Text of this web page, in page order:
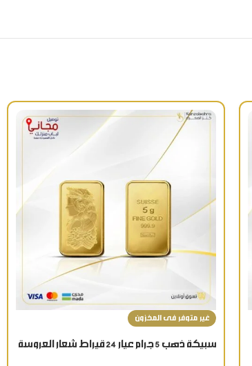
غير متوفر فى المخزون
سبيكة ذهب 5 جرام عيار 24 قيراط شعار العروسة